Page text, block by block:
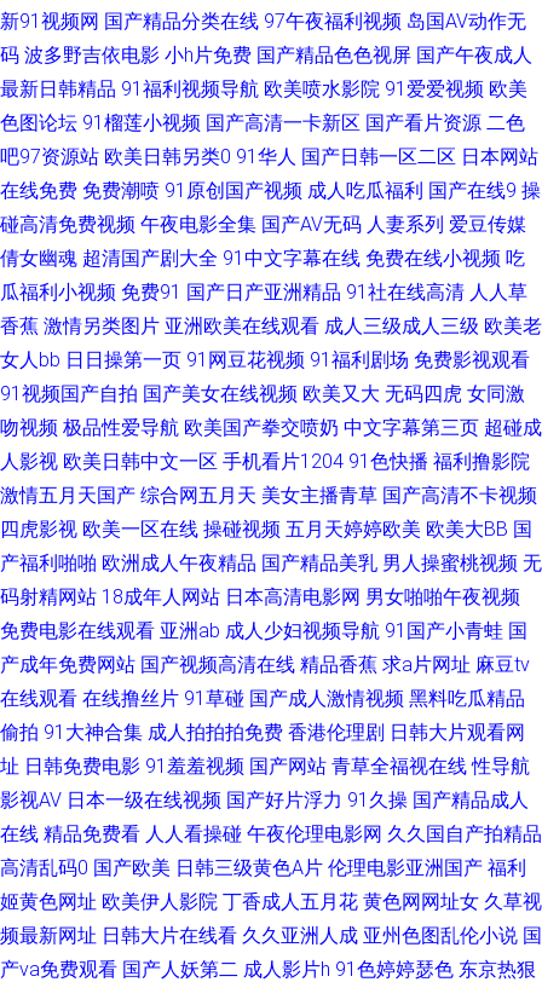
性爱网站 在线资源91 超碰在线搞99 精品一二区电影 日韩A级 亚洲性小说网
91自慰 国产操碰 久久综合丁香五月 日韩欧美国产综合 伊人三级片 97狠狠综
合 国产午夜诱惑 欧美日韩夫妻国产 天堂资源av 91做爱网站 国产微拍在线
女同另类 色色婷婷五月天 91c传媒 wwwAV伊人 国产视频一二三 日本高清不
自慰网站免费 ABav手机在线 国产第2页 欧美人妖网址 午夜三级啪啪 AV性爱
影院 国产性爱ab 欧美一级韩国日本 午夜伦理电影 91社网站 岛国无码五区
亚洲怡红院网站 国产日韩乱 日韩在线123区 亚州一片 极品国产TS资源 熟妇
的抽插 91青青娱乐 大香蕉资源站 久久精品传媒视频 日韩首页 中文字幕日韩
有码 91蜜桃黑人人妻 97日韩色情 黑人另类AV 青青操黄色网址 亚洲天堂狼
人 成人免费福利 蜜桃91视频免费 天天日屄网 91美女诱惑 男同肛交免费视频
成人777网站 久草资源福利 日韩国产美欧 自慰视频在线观看 操射人妖Ts 九
一网页版 日韩欧美爱爱 91n女处 国产精品第三页 青青视频网 伊人肏屄网 av
三级网 人禽另类在线观看 A级超碰 黄色的视频网站 日屄视频国产 51视频一
区二区 豆花成人在线视频 天天透天天干 99热网址 国产午夜免费不卡 午夜福
利AV网站 俺去的综合网站 久草超爱 日韩无码绯色av 91激情 国产久久 日韩
新91视频网 国产精品分类在线 97午夜福利视频 岛国AV动作无
码 波多野吉依电影 小h片免费 国产精品色色视屏 国产午夜成人
最新日韩精品 91福利视频导航 欧美喷水影院 91爱爱视频 欧美
色图论坛 91榴莲小视频 国产高清一卡新区 国产看片资源 二色
吧97资源站 欧美日韩另类0 91华人 国产日韩一区二区 日本网站
在线免费 免费潮喷 91原创国产视频 成人吃瓜福利 国产在线9 操
碰高清免费视频 午夜电影全集 国产AV无码 人妻系列 爱豆传媒
倩女幽魂 超清国产剧大全 91中文字幕在线 免费在线小视频 吃
瓜福利小视频 免费91 国产日产亚洲精品 91社在线高清 人人草
香蕉 激情另类图片 亚洲欧美在线观看 成人三级成人三级 欧美老
女人bb 日日操第一页 91网豆花视频 91福利剧场 免费影视观看
91视频国产自拍 国产美女在线视频 欧美又大 无码四虎 女同激
吻视频 极品性爱导航 欧美国产拳交喷奶 中文字幕第三页 超碰成
人影视 欧美日韩中文一区 手机看片1204 91色快播 福利撸影院
激情五月天国产 综合网五月天 美女主播青草 国产高清不卡视频
四虎影视 欧美一区在线 操碰视频 五月天婷婷欧美 欧美大BB 国
产福利啪啪 欧洲成人午夜精品 国产精品美乳 男人操蜜桃视频 无
码射精网站 18成年人网站 日本高清电影网 男女啪啪午夜视频
免费电影在线观看 亚洲ab 成人少妇视频导航 91国产小青蛙 国
产成年免费网站 国产视频高清在线 精品香蕉 求a片网址 麻豆tv
在线观看 在线撸丝片 91草碰 国产成人激情视频 黑料吃瓜精品
偷拍 91大神合集 成人拍拍拍免费 香港伦理剧 日韩大片观看网
址 日韩免费电影 91羞羞视频 国产网站 青草全福视在线 性导航
影视AV 日本一级在线视频 国产好片浮力 91久操 国产精品成人
在线 精品免费看 人人看操碰 午夜伦理电影网 久久国自产拍精品
高清乱码0 国产欧美 日韩三级黄色A片 伦理电影亚洲国产 福利
姬黄色网址 欧美伊人影院 丁香成人五月花 黄色网网址女 久草视
频最新网址 日韩大片在线看 久久亚洲人成 亚州色图乱伦小说 国
产va免费观看 国产人妖第二 成人影片h 91色婷婷瑟色 东京热狠